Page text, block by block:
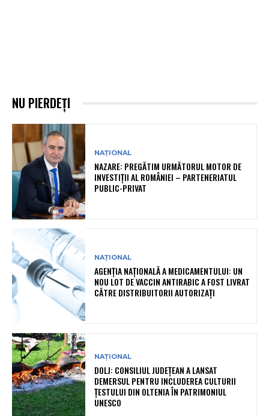
NU PIERDEȚI
NAȚIONAL
NAZARE: PREGĂTIM URMĂTORUL MOTOR DE
INVESTIȚII AL ROMÂNIEI – PARTENERIATUL
PUBLIC-PRIVAT
NAȚIONAL
AGENȚIA NAȚIONALĂ A MEDICAMENTULUI: UN
NOU LOT DE VACCIN ANTIRABIC A FOST LIVRAT
CĂTRE DISTRIBUITORII AUTORIZAȚI
NAȚIONAL
DOLJ: CONSILIUL JUDEȚEAN A LANSAT
DEMERSUL PENTRU INCLUDEREA CULTURII
ȚESTULUI DIN OLTENIA ÎN PATRIMONIUL
UNESCO